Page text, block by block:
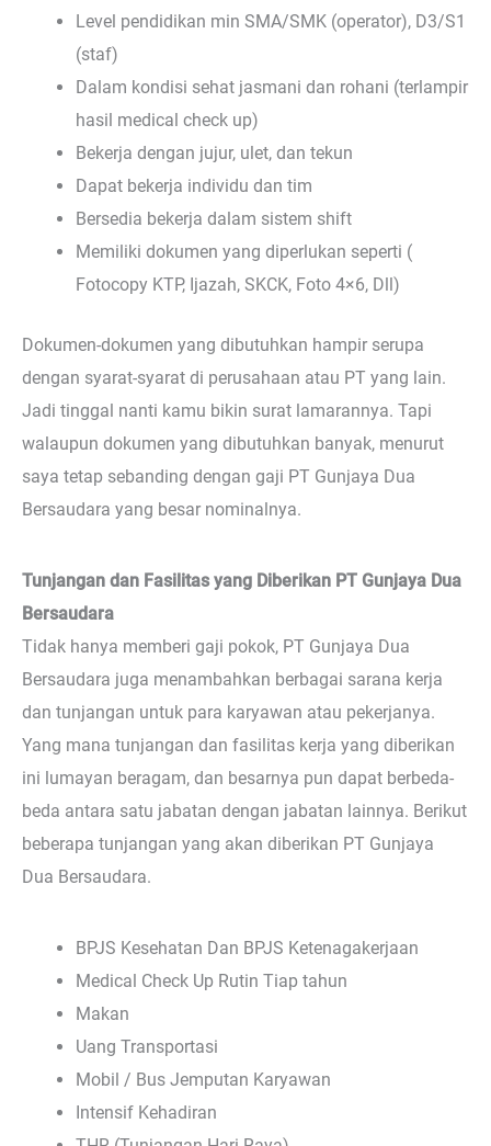
Level pendidikan min SMA/SMK (operator), D3/S1
(staf)
Dalam kondisi sehat jasmani dan rohani (terlampir
hasil medical check up)
Bekerja dengan jujur, ulet, dan tekun
Dapat bekerja individu dan tim
Bersedia bekerja dalam sistem shift
Memiliki dokumen yang diperlukan seperti (
Fotocopy KTP, Ijazah, SKCK, Foto 4×6, Dll)
Dokumen-dokumen yang dibutuhkan hampir serupa
dengan syarat-syarat di perusahaan atau PT yang lain.
Jadi tinggal nanti kamu bikin surat lamarannya. Tapi
walaupun dokumen yang dibutuhkan banyak, menurut
saya tetap sebanding dengan gaji PT Gunjaya Dua
Bersaudara yang besar nominalnya.
Tunjangan dan Fasilitas yang Diberikan PT Gunjaya Dua
Bersaudara
Tidak hanya memberi gaji pokok, PT Gunjaya Dua
Bersaudara juga menambahkan berbagai sarana kerja
dan tunjangan untuk para karyawan atau pekerjanya.
Yang mana tunjangan dan fasilitas kerja yang diberikan
ini lumayan beragam, dan besarnya pun dapat berbeda-
beda antara satu jabatan dengan jabatan lainnya. Berikut
beberapa tunjangan yang akan diberikan PT Gunjaya
Dua Bersaudara.
BPJS Kesehatan Dan BPJS Ketenagakerjaan
Medical Check Up Rutin Tiap tahun
Makan
Uang Transportasi
Mobil / Bus Jemputan Karyawan
Intensif Kehadiran